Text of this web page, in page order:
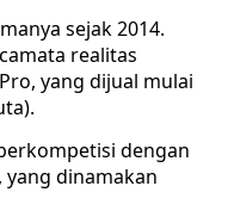
sejak 2014.
realitas
yang dijual mulai
dengan
yang dinamakan